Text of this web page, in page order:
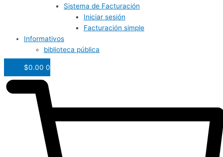
Sistema de Facturación
Iniciar sesión
Facturación simple
Informativos
biblioteca pública
$0.00 0